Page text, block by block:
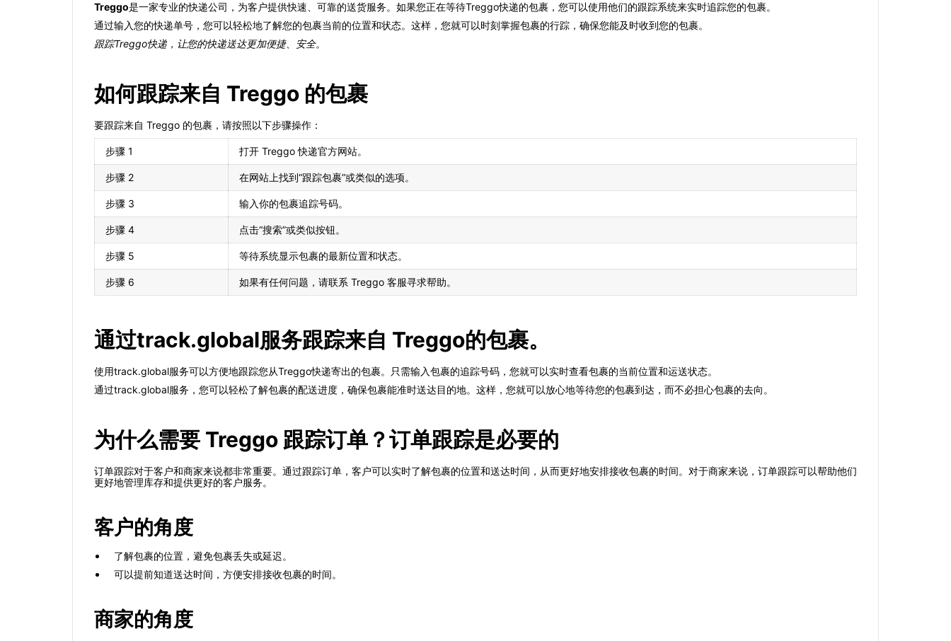
Treggo是一家专业的快递公司，为客户提供快速、可靠的送货服务。如果您正在等待Treggo快递的包裹，您可以使用他们的跟踪系统来实时追踪您的包裹。
通过输入您的快递单号，您可以轻松地了解您的包裹当前的位置和状态。这样，您就可以时刻掌握包裹的行踪，确保您能及时收到您的包裹。
跟踪Treggo快递，让您的快递送达更加便捷、安全。
如何跟踪来自 Treggo 的包裹
要跟踪来自 Treggo 的包裹，请按照以下步骤操作：
步骤 1 打开 Treggo 快递官方网站。
步骤 2 在网站上找到“跟踪包裹”或类似的选项。
步骤 3 输入你的包裹追踪号码。
步骤 4 点击“搜索”或类似按钮。
步骤 5 等待系统显示包裹的最新位置和状态。
步骤 6 如果有任何问题，请联系 Treggo 客服寻求帮助。
通过track.global服务跟踪来自 Treggo的包裹。
使用track.global服务可以方便地跟踪您从Treggo快递寄出的包裹。只需输入包裹的追踪号码，您就可以实时查看包裹的当前位置和运送状态。
通过track.global服务，您可以轻松了解包裹的配送进度，确保包裹能准时送达目的地。这样，您就可以放心地等待您的包裹到达，而不必担心包裹的去向。
为什么需要 Treggo 跟踪订单？订单跟踪是必要的
订单跟踪对于客户和商家来说都非常重要。通过跟踪订单，客户可以实时了解包裹的位置和送达时间，从而更好地安排接收包裹的时间。对于商家来说，订单跟踪可以帮助他们
更好地管理库存和提供更好的客户服务。
客户的角度
了解包裹的位置，避免包裹丢失或延迟。
可以提前知道送达时间，方便安排接收包裹的时间。
商家的角度